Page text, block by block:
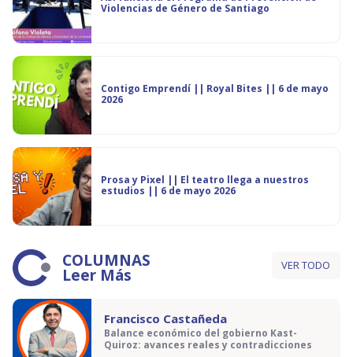
Violencias de Género de Santiago
Contigo Emprendí || Royal Bites || 6 de mayo
2026
Prosa y Pixel || El teatro llega a nuestros
estudios || 6 de mayo 2026
COLUMNAS
Leer Más VER TODO
Francisco Castañeda
Balance económico del gobierno Kast-
Quiroz: avances reales y contradicciones